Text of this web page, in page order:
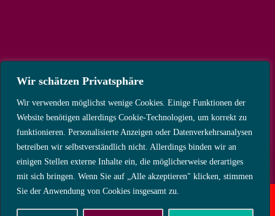
Wir schätzen Privatsphäre
Wir verwenden möglichst wenige Cookies. Einige Funktionen der
Website benötigen allerdings Cookie-Technologien, um korrekt zu
funktionieren. Personalisierte Anzeigen oder Datenverkehrsanalysen
betreiben wir selbstverständlich nicht. Allerdings binden wir an
einigen Stellen externe Inhalte ein, die möglicherweise derartiges
mit sich bringen. Wenn Sie auf „Alle akzeptieren" klicken, stimmen
Sie der Anwendung von Cookies insgesamt zu.